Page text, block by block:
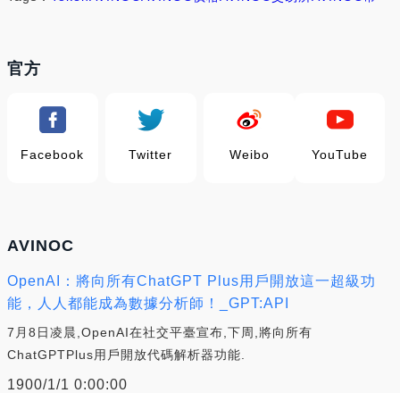
官方
Facebook Twitter Weibo YouTube
AVINOC
OpenAI：將向所有ChatGPT Plus用戶開放這一超級功
能，人人都能成為數據分析師！_GPT:API
7月8日凌晨,OpenAI在社交平臺宣布,下周,將向所有
ChatGPTPlus用戶開放代碼解析器功能.
1900/1/1 0:00:00